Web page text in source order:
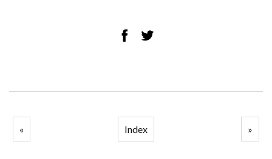
« Index »